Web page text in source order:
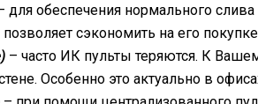
для обеспечения нормального
сэкономить на его покупке
– часто ИК пульты теряются. К
Особенно это актуально в